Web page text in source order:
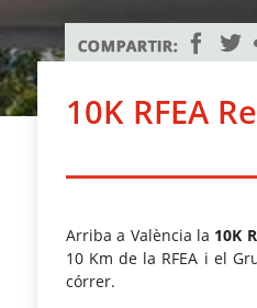
10K RFEA
Arriba a València la 10K
10 Km de la RFEA i el
córrer.